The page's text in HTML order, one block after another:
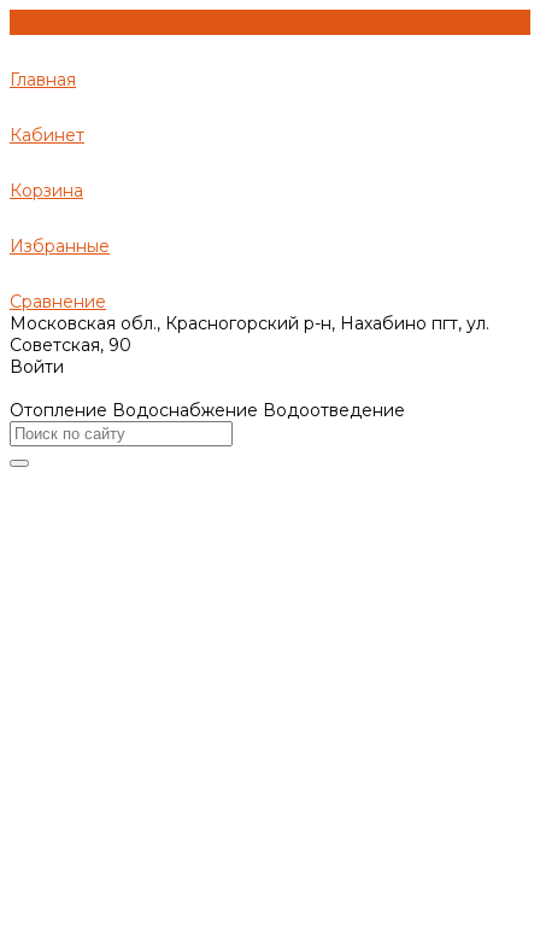
Главная
Кабинет
Корзина
Избранные
Сравнение
Московская обл., Красногорский р-н, Нахабино пгт, ул.
Советская, 90
Войти
Отопление Водоснабжение Водоотведение